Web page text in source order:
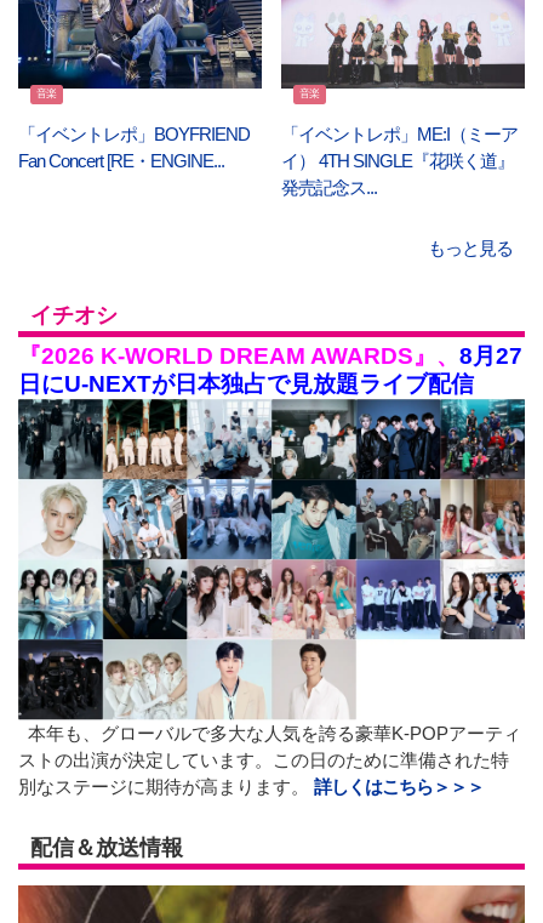
音楽
「イベントレポ」BOYFRIEND
Fan Concert [RE・ENGINE...
音楽
「イベントレポ」ME:I（ミーア
イ） 4TH SINGLE『花咲く道』
発売記念ス...
もっと見る
イチオシ
『2026 K-WORLD DREAM AWARDS』、 8月27
日にU-NEXTが日本独占で見放題ライブ配信
本年も、グローバルで多大な人気を誇る豪華K-POPアーティ
ストの出演が決定しています。この日のために準備された特
別なステージに期待が高まります。 詳しくはこちら＞＞＞
配信＆放送情報